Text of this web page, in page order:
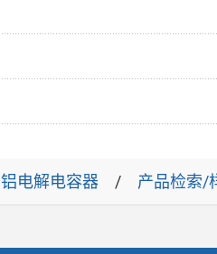
铝电解电容器 产品检索/